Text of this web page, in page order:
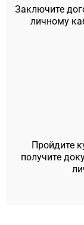
Заключите
личному
Пройдите
получите